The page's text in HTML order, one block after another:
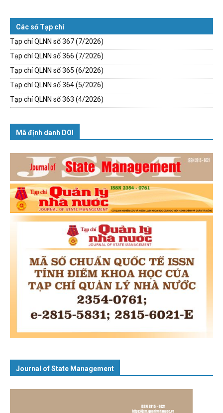
Các số Tạp chí
Tạp chí QLNN số 367 (7/2026)
Tạp chí QLNN số 366 (7/2026)
Tạp chí QLNN số 365 (6/2026)
Tạp chí QLNN số 364 (5/2026)
Tạp chí QLNN số 363 (4/2026)
Mã định danh DOI
Journal of State Management